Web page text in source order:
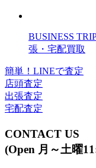
BUSINESS
張・宅配買取
簡単！LINEで査定
店頭査定
出張査定
宅配査定
CONTACT US
(Open 月～土曜